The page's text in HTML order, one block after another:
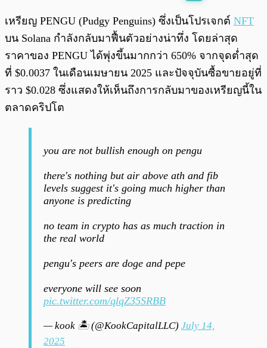
0:00
เหรียญ PENGU (Pudgy Penguins) ซึ่งเป็นโปรเจกต์ NFT
บน Solana กำลังกลับมาฟื้นตัวอย่างน่าทึ่ง โดยล่าสุด
ราคาของ PENGU ได้พุ่งขึ้นมากกว่า 650% จากจุดต่ำสุด
ที่ $0.0037 ในเดือนเมษายน 2025 และปัจจุบันซื้อขายอยู่ที่
ราว $0.028 ซึ่งแสดงให้เห็นถึงการกลับมาของเหรียญนี้ใน
ตลาดคริปโต
you are not bullish enough on pengu
there's nothing but air above ath and fib
levels suggest it's going much higher than
anyone is predicting
no team in crypto has as much traction in
the real world
pengu's peers are doge and pepe
everyone will see soon
pic.twitter.com/qlqZ35SRBB
— kook 🏝️ (@KookCapitalLLC) July 14,
2025